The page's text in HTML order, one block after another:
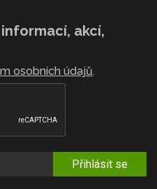
akcí,
osobních údajů.
Přihlásit se